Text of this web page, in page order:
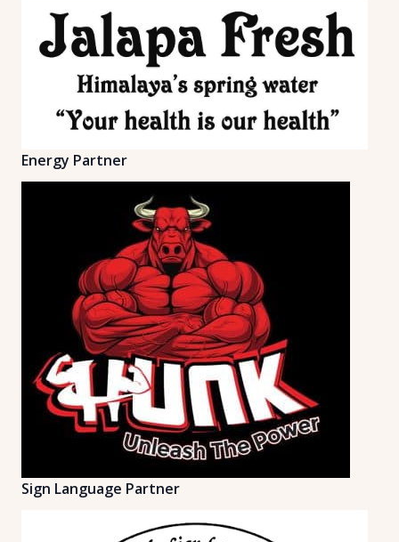
Energy Partner
Sign Language Partner